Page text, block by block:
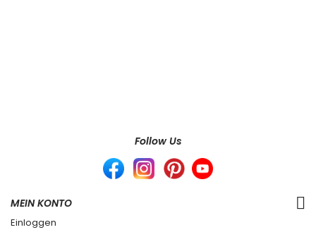
Follow Us
MEIN KONTO
Einloggen